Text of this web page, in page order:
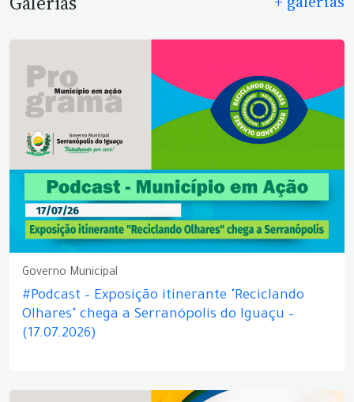
Governo Municipal
#Podcast – Exposição itinerante "Reciclando
Olhares" chega a Serranópolis do Iguaçu –
(17.07.2026)